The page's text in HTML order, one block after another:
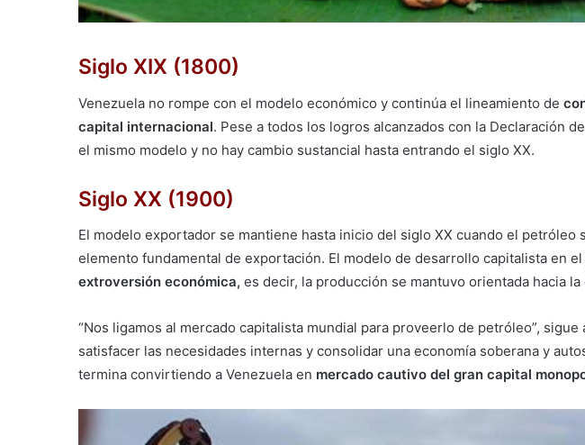
Siglo XIX (1800)
Venezuela no rompe con el modelo económico y continúa el lineamiento de
capital internacional. Pese a todos los logros alcanzados con la Declaración
el mismo modelo y no hay cambio sustancial hasta entrando el siglo XX.
Siglo XX (1900)
El modelo exportador se mantiene hasta inicio del siglo XX cuando el petróleo
elemento fundamental de exportación. El modelo de desarrollo capitalista en
extroversión económica, es decir, la producción se mantuvo orientada hacia
“Nos ligamos al mercado capitalista mundial para proveerlo de petróleo”,
satisfacer las necesidades internas y consolidar una economía soberana y
termina convirtiendo a Venezuela en mercado cautivo del gran capital